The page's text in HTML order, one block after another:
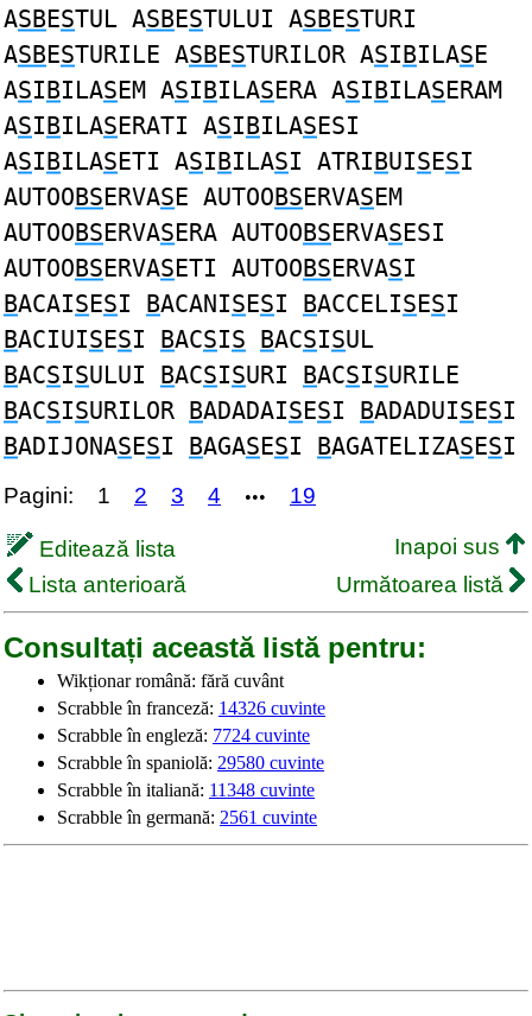
ASBESTUL ASBESTULUI ASBESTURI
ASBESTURILE ASBESTURILOR ASIBILASE
ASIBILASEM ASIBILASERA ASIBILASERAM
ASIBILASERATI ASIBILASESI
ASIBILASETI ASIBILASI ATRIBUISESI
AUTOOBSERVASE AUTOOBSERVASEM
AUTOOBSERVASERA AUTOOBSERVASESI
AUTOOBSERVASETI AUTOOBSERVASI
BACAISESI BACANISESI BACCELISESI
BACIUISESI BACSIS BACSISUL
BACSISULUI BACSISURI BACSISURILE
BACSISURILOR BADADAISESI BADADUISESI
BADIJONASESI BAGASESI BAGATELIZASESI
Pagini: 1 2 3 4 ••• 19
Editează lista
Inapoi sus
Lista anterioară
Următoarea listă
Consultați această listă pentru:
Wikționar română: fără cuvânt
Scrabble în franceză: 14326 cuvinte
Scrabble în engleză: 7724 cuvinte
Scrabble în spaniolă: 29580 cuvinte
Scrabble în italiană: 11348 cuvinte
Scrabble în germană: 2561 cuvinte